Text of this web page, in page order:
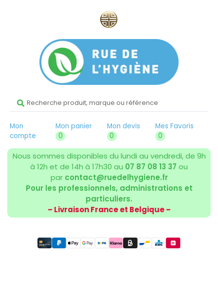
Mon
compte
Mon panier
0
Mon devis
0
Mes Favoris
0
Nous sommes disponibles du lundi au vendredi, de 9h
à 12h et de 14h à 17h30 au 07 87 08 13 37 ou
par contact@ruedelhygiene.fr
Pour les professionnels, administrations et
particuliers.
– Livraison France et Belgique –